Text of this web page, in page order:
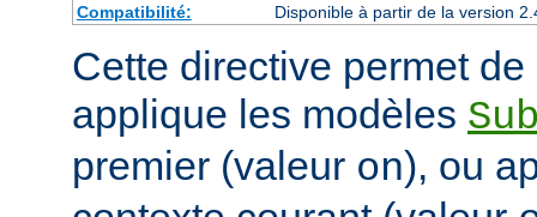
Compatibilité:
Disponible à partir de la version
Cette directive permet
applique les modèles
premier (valeur on), ou